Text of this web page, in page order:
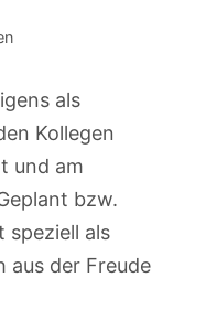
als
Kollegen
und am
bzw.
speziell als
aus der Freude